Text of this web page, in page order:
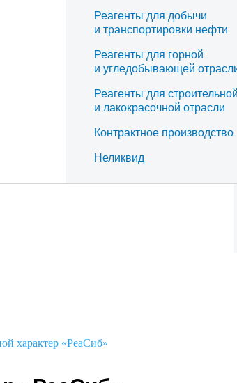
Реагенты для добычи
и транспортировки нефти
Реагенты для горной
и угледобывающей
Реагенты для строительной
и лакокрасочной отрасли
Контрактное производство
Неликвид
характер «РеаСиб»